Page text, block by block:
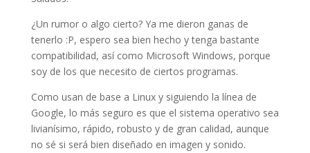
¿Un rumor o algo cierto? Ya me dieron ganas de
tenerlo :P, espero sea bien hecho y tenga bastante
compatibilidad, así como Microsoft Windows, porque
soy de los que necesito de ciertos programas.
Como usan de base a Linux y siguiendo la línea de
Google, lo más seguro es que el sistema operativo sea
livianísimo, rápido, robusto y de gran calidad, aunque
no sé si será bien diseñado en imagen y sonido.